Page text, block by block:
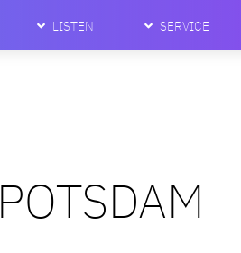
LISTEN SERVICE